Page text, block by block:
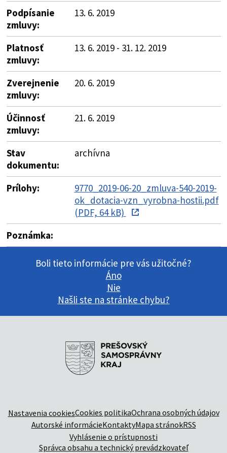
Podpísanie
zmluvy:
13. 6. 2019
Platnosť
zmluvy:
13. 6. 2019 - 31. 12. 2019
Zverejnenie
zmluvy:
20. 6. 2019
Účinnosť
zmluvy:
21. 6. 2019
Stav
dokumentu:
archívna
Prílohy:
9770_2019-06-20_zmluva-540-2019-
ok_dotacia-vzn_vyrobna-hostii.pdf
(PDF, 64 kB)
Poznámka:
Boli tieto informácie pre vás užitočné?
Áno
Nie
Našli ste na stránke chybu?
Nastavenia cookiesCookies politikaOchrana osobných údajov
Autorské informácieKontaktyMapa stránokRSS
Vyhlásenie o prístupnosti
Správca obsahu a technický prevádzkovateľ